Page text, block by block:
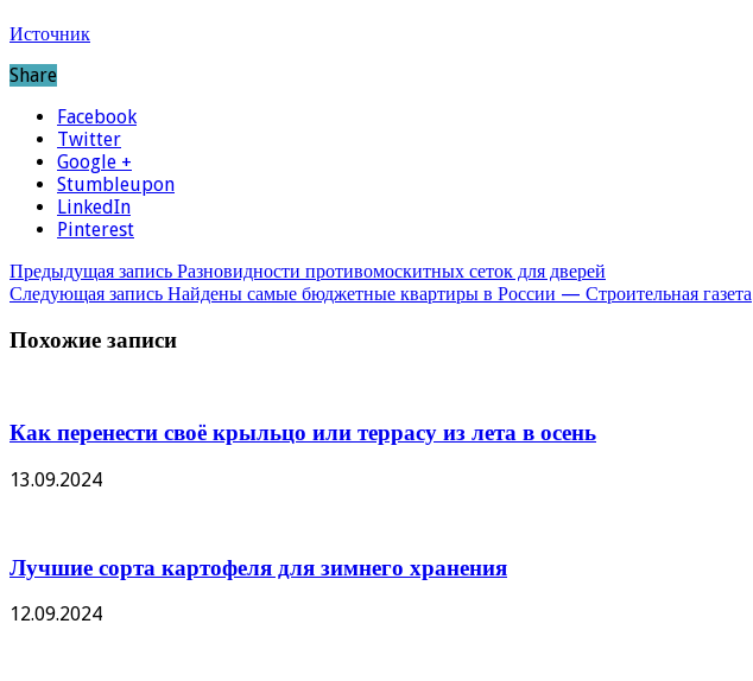
Источник
Share
Facebook
Twitter
Google +
Stumbleupon
LinkedIn
Pinterest
Предыдущая запись Разновидности противомоскитных сеток для дверей
Следующая запись Найдены самые бюджетные квартиры в России — Строительная газета
Похожие записи
Как перенести своё крыльцо или террасу из лета в осень
13.09.2024
Лучшие сорта картофеля для зимнего хранения
12.09.2024